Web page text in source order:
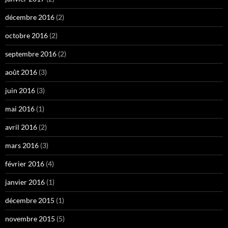
décembre 2016 (2)
octobre 2016 (2)
septembre 2016 (2)
août 2016 (3)
juin 2016 (3)
mai 2016 (1)
avril 2016 (2)
mars 2016 (3)
février 2016 (4)
janvier 2016 (1)
décembre 2015 (1)
novembre 2015 (5)